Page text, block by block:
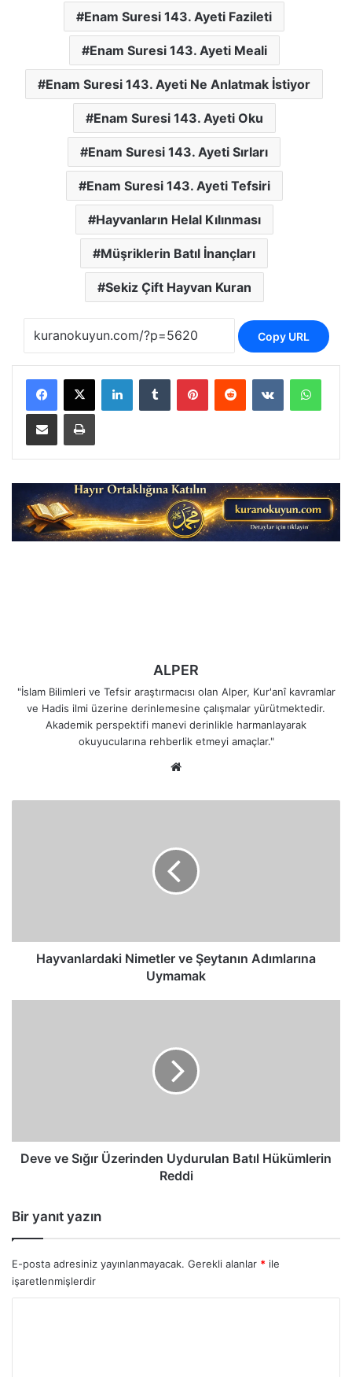
Enam Suresi 143. Ayeti Fazileti
Enam Suresi 143. Ayeti Meali
Enam Suresi 143. Ayeti Ne Anlatmak İstiyor
Enam Suresi 143. Ayeti Oku
Enam Suresi 143. Ayeti Sırları
Enam Suresi 143. Ayeti Tefsiri
Hayvanların Helal Kılınması
Müşriklerin Batıl İnançları
Sekiz Çift Hayvan Kuran
Copy URL
LinkedInTumblr PinterestReddit VKontakte
E-Posta ile paylaş Yazdır
ALPER
"İslam Bilimleri ve Tefsir araştırmacısı olan Alper, Kur'anî kavramlar
ve Hadis ilmi üzerine derinlemesine çalışmalar yürütmektedir.
Akademik perspektifi manevi derinlikle harmanlayarak
okuyucularına rehberlik etmeyi amaçlar."
Hayvanlardaki Nimetler ve Şeytanın Adımlarına
Uymamak
Deve ve Sığır Üzerinden Uydurulan Batıl Hükümlerin
Reddi
Bir yanıt yazın
E-posta adresiniz yayınlanmayacak. Gerekli alanlar * ile
işaretlenmişlerdir